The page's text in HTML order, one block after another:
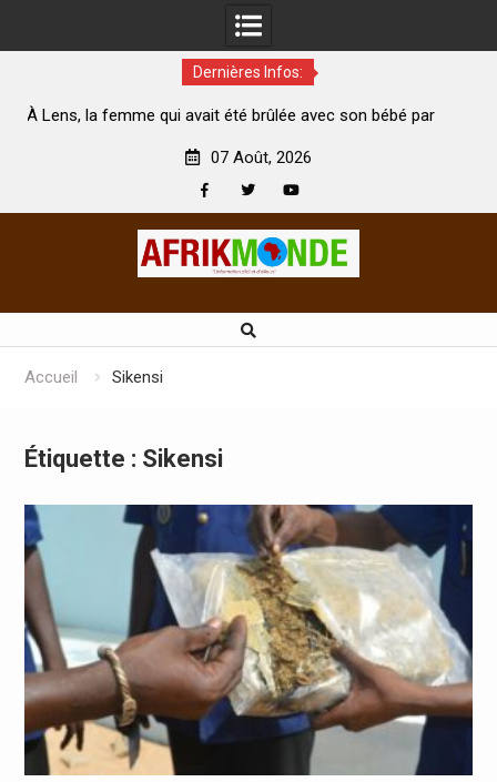
Dernières Infos:
avait été brûlée avec son bébé par
Coopération: Le
07 Août, 2026
Accueil Sikensi
Étiquette : Sikensi